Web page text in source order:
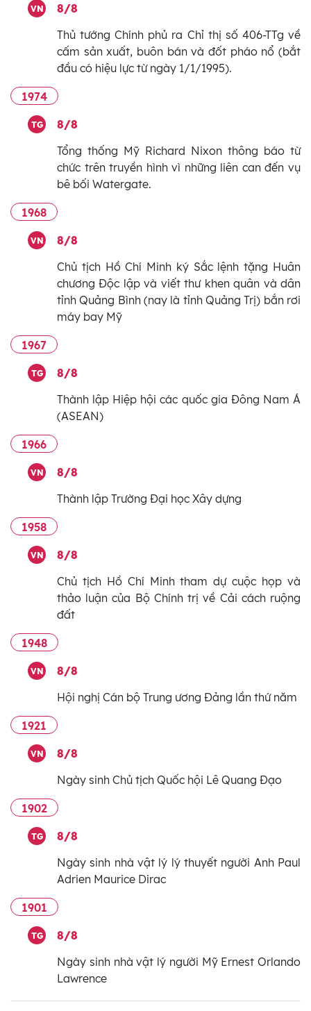
VN
8/8
Thủ tướng Chính phủ ra Chỉ thị số 406-TTg về
cấm sản xuất, buôn bán và đốt pháo nổ (bắt
đầu có hiệu lực từ ngày 1/1/1995).
1974
TG
8/8
Tổng thống Mỹ Richard Nixon thông báo từ
chức trên truyền hình vì những liên can đến vụ
bê bối Watergate.
1968
VN
8/8
Chủ tịch Hồ Chí Minh ký Sắc lệnh tặng Huân
chương Độc lập và viết thư khen quân và dân
tỉnh Quảng Bình (nay là tỉnh Quảng Trị) bắn rơi
máy bay Mỹ
1967
TG
8/8
Thành lập Hiệp hội các quốc gia Đông Nam Á
(ASEAN)
1966
VN
8/8
Thành lập Trường Đại học Xây dựng
1958
VN
8/8
Chủ tịch Hồ Chí Minh tham dự cuộc họp và
thảo luận của Bộ Chính trị về Cải cách ruộng
đất
1948
VN
8/8
Hội nghị Cán bộ Trung ương Đảng lần thứ năm
1921
VN
8/8
Ngày sinh Chủ tịch Quốc hội Lê Quang Đạo
1902
TG
8/8
Ngày sinh nhà vật lý lý thuyết người Anh Paul
Adrien Maurice Dirac
1901
TG
8/8
Ngày sinh nhà vật lý người Mỹ Ernest Orlando
Lawrence